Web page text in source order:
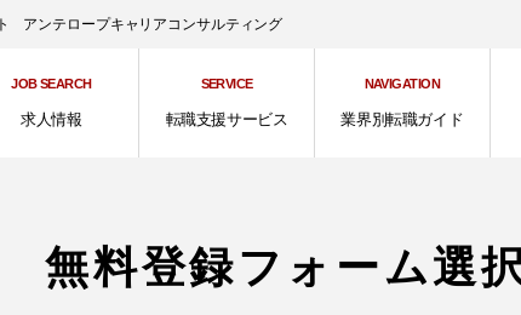
アンテロープキャリアコンサルティング
JOB SEARCH
求人情報
SERVICE
転職支援サービス
NAVIGATION
業界別転職ガイド
無料登録フォーム選